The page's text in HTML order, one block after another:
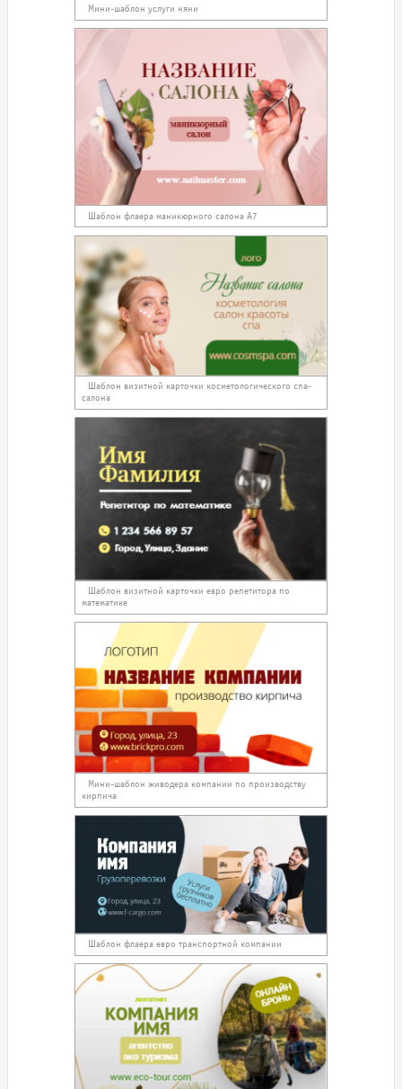
Мини-шаблон услуги няни
Шаблон флаера маникюрного салона А7
Шаблон визитной карточки косметологического спа-
салона
Шаблон визитной карточки евро репетитора по
математике
Мини-шаблон живодера компании по производству
кирпича
Шаблон флаера евро транспортной компании